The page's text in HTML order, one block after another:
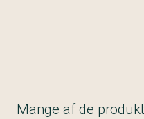
Mange af de